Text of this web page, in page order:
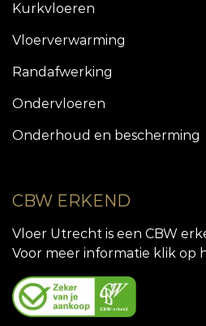
Kurkvloeren
Vloerverwarming
Randafwerking
Ondervloeren
Onderhoud en bescherming
CBW ERKEND
Vloer Utrecht is een CBW
Voor meer informatie klik op